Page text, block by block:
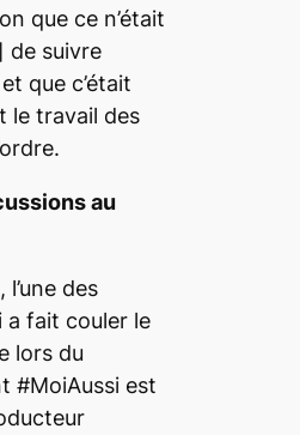
que ce n’était
de suivre
que c’était
le travail des
au
l’une des
a fait couler le
lors du
#MoiAussi est